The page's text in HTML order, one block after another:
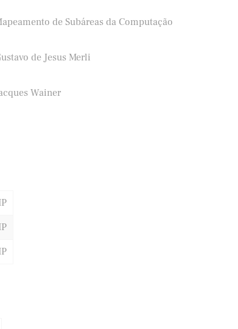
de Subáreas da Computação
de Jesus Merli
Wainer